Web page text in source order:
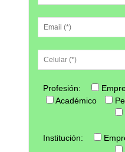
Profesión:
Académico
Institución: